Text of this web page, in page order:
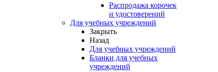
Распродажа корочек
и удостоверений
Для учебных учреждений
Закрыть
Назад
Для учебных учреждений
Бланки для учебных
учреждений